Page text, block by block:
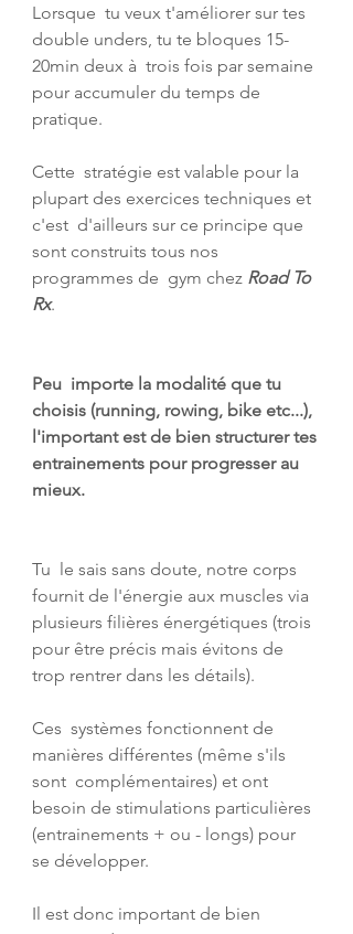
Lorsque  tu veux t'améliorer sur tes
double unders, tu te bloques 15-
20min deux à  trois fois par semaine
pour accumuler du temps de
pratique.
Cette  stratégie est valable pour la
plupart des exercices techniques et
c'est  d'ailleurs sur ce principe que
sont construits tous nos
programmes de  gym chez Road To
Rx.
Peu  importe la modalité que tu
choisis (running, rowing, bike etc...),
l'important est de bien structurer tes
entrainements pour progresser au
mieux.
Tu  le sais sans doute, notre corps
fournit de l'énergie aux muscles via
plusieurs filières énergétiques (trois
pour être précis mais évitons de
trop rentrer dans les détails).
Ces  systèmes fonctionnent de
manières différentes (même s'ils
sont  complémentaires) et ont
besoin de stimulations particulières
(entrainements + ou - longs) pour
se développer.
Il est donc important de bien